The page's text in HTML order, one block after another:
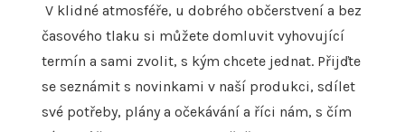
V klidné atmosféře, u dobrého občerstvení a bez
časového tlaku si můžete domluvit vyhovující
termín a sami zvolit, s kým chcete jednat. Přijďte
se seznámit s novinkami v naší produkci, sdílet
své potřeby, plány a očekávání a říci nám, s čím